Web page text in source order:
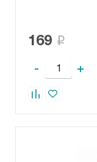
169
- +